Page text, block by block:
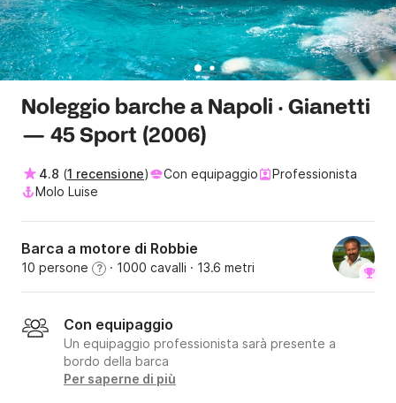
Noleggio barche a Napoli · Gianetti
— 45 Sport (2006)
4.8 (1 recensione) Con equipaggio
Professionista
Molo Luise
Barca a motore di Robbie
10 persone ? · 1000 cavalli · 13.6 metri
Con equipaggio
Un equipaggio professionista sarà presente a
bordo della barca
Per saperne di più